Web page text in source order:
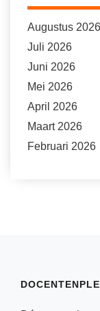
Augustus 2026
Juli 2026
Juni 2026
Mei 2026
April 2026
Maart 2026
Februari 2026